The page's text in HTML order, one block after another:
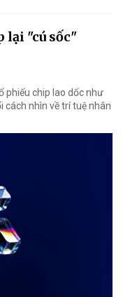
lại "cú sốc"
phiếu chip lao dốc như
cách nhìn về trí tuệ nhân